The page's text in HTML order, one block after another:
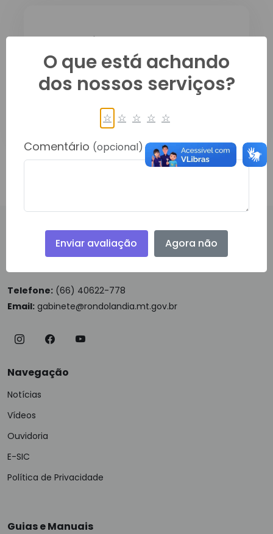
Descrição do
Documento:
ESCALA DE ENFERMAGEM DO
PRINCIPAL, 450, CENTRO
Telefone: (66) 40622-778
Email: gabinete@rondolandia.mt.gov.br
Navegação
Notícias
Vídeos
Ouvidoria
E-SIC
Política de Privacidade
Guias e Manuais
O que está achando
dos nossos serviços?
☆ ☆ ☆ ☆ ☆
Comentário (opcional)
Enviar avaliação Agora não